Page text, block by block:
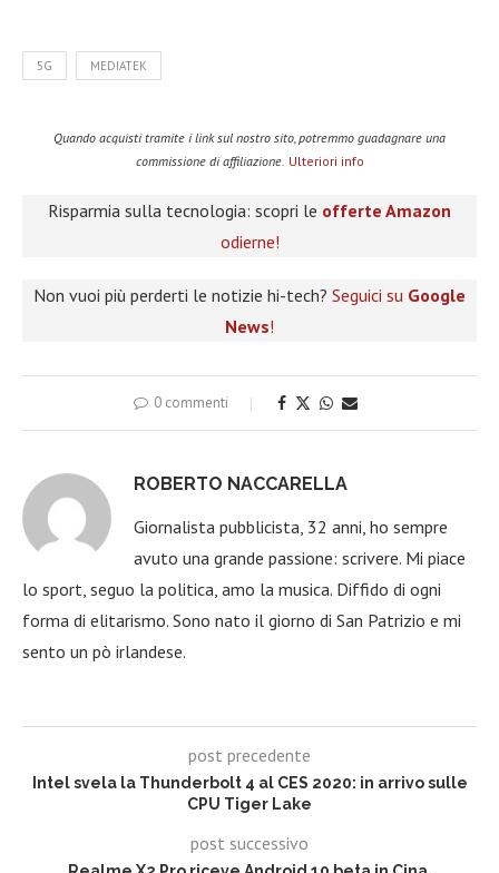
5G MEDIATEK
Quando acquisti tramite i link sul nostro sito, potremmo guadagnare una
commissione di affiliazione. Ulteriori info
Risparmia sulla tecnologia: scopri le offerte Amazon
odierne!
Non vuoi più perderti le notizie hi-tech? Seguici su Google
News!
0 commenti
ROBERTO NACCARELLA
Giornalista pubblicista, 32 anni, ho sempre
avuto una grande passione: scrivere. Mi piace
lo sport, seguo la politica, amo la musica. Diffido di ogni
forma di elitarismo. Sono nato il giorno di San Patrizio e mi
sento un pò irlandese.
post precedente
Intel svela la Thunderbolt 4 al CES 2020: in arrivo sulle
CPU Tiger Lake
post successivo